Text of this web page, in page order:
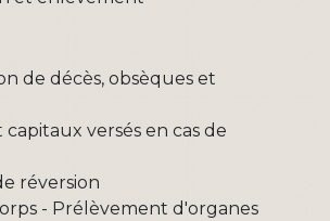
de décès, obsèques et
capitaux versés en cas de
réversion
- Prélèvement d'organes